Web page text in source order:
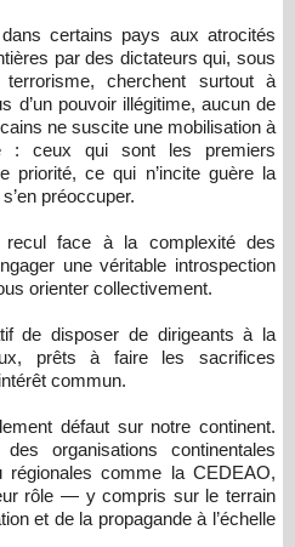
certains pays aux atrocités
par des dictateurs qui, sous
cherchent surtout à
d’un pouvoir illégitime, aucun de
ne suscite une mobilisation à
: ceux qui sont les premiers
priorité, ce qui n’incite guère la
préoccuper.
recul face à la complexité des
une véritable introspection
orienter collectivement.
de disposer de dirigeants à la
prêts à faire les sacrifices
commun.
défaut sur notre continent.
organisations continentales
régionales comme la CEDEAO,
rôle — y compris sur le terrain
et de la propagande à l’échelle